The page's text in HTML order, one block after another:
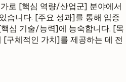
로 [핵심 역량/산업군] 분야에서
습니다. [주요 성과]를 통해 입증
심 기술/능력]에 능숙합니다. [목
구체적인 가치]를 제공하는 데 전